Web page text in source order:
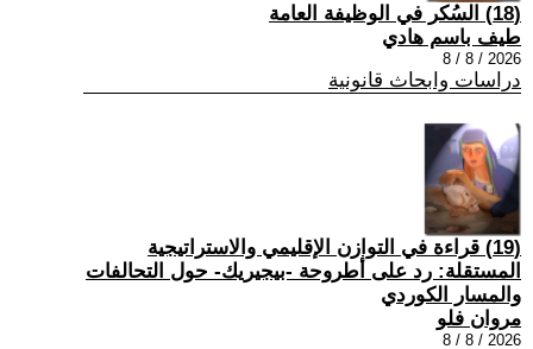
(18) السُكر في الوظيفة العامة
طيف باسم هادي
2026 / 8 / 8
دراسات وابحاث قانونية
(19) قراءة في التوازن الإقليمي والاستراتيجية
المستقلة: رد على أطروحة -بيجيريك- حول التحالفات
والمسار الكوردي
مروان فلو
2026 / 8 / 8